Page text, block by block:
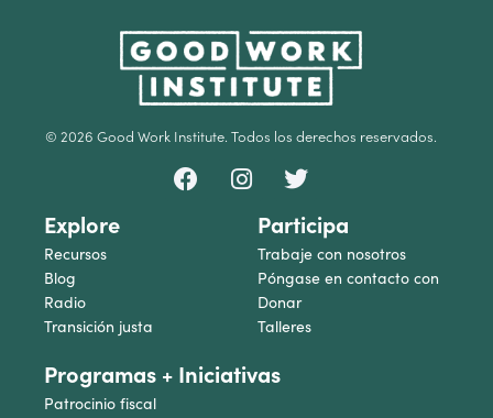
© 2026 Good Work Institute. Todos los derechos reservados.
Explore
Recursos
Blog
Radio
Transición justa
Participa
Trabaje con nosotros
Póngase en contacto con
Donar
Talleres
Programas + Iniciativas
Patrocinio fiscal